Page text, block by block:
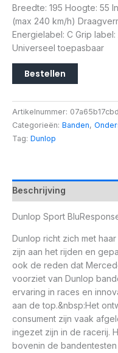
Breedte: 195 Hoogte: 55
(max 240 km/h)
Energielabel: C Grip label:
Universeel toepasbaar
Bestellen
Artikelnummer:
Categorieën: Banden,
Tag: Dunlop
Beschrijving
Dunlop Sport
Dunlop richt zich met
zijn aan het rijden en
ook de reden dat
voorziet van Dunlop
ervaring in races en
aan de top.&nbsp:Het
consument zijn vaak
ingezet zijn in de racerij.
bovenin de